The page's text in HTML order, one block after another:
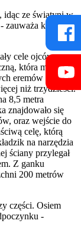
idąc ze świątyni w
ks.
cele ojców.
która miała im
eremów nie
niż trzydzieści.
8,5 metra
znajdowało się
oraz wejście do
celę, którą
na narzędzia
ściany przylegał
Z ganku
200 metrów
części. Osiem
-